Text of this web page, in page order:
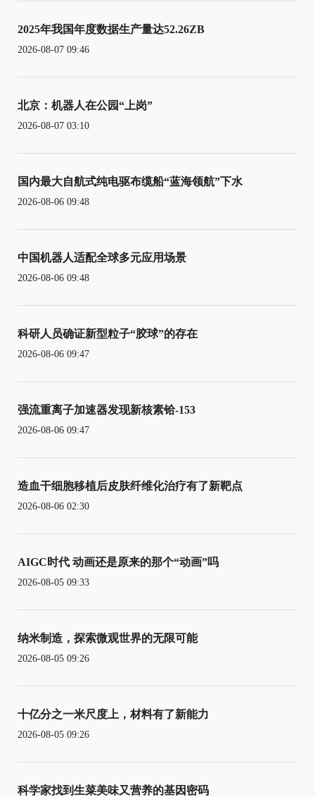
2025年我国年度数据生产量达52.26ZB
2026-08-07 09:46
北京：机器人在公园“上岗”
2026-08-07 03:10
国内最大自航式纯电驱布缆船“蓝海领航”下水
2026-08-06 09:48
中国机器人适配全球多元应用场景
2026-08-06 09:48
科研人员确证新型粒子“胶球”的存在
2026-08-06 09:47
强流重离子加速器发现新核素铪-153
2026-08-06 09:47
造血干细胞移植后皮肤纤维化治疗有了新靶点
2026-08-06 02:30
AIGC时代 动画还是原来的那个“动画”吗
2026-08-05 09:33
纳米制造，探索微观世界的无限可能
2026-08-05 09:26
十亿分之一米尺度上，材料有了新能力
2026-08-05 09:26
科学家找到生菜美味又营养的基因密码